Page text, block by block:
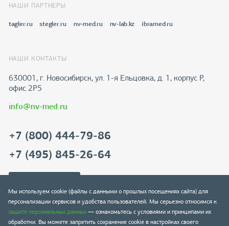
НАШИ ПАРТНЕРЫ
tagler.ru stegler.ru nv-med.ru nv-lab.kz ibramed.ru
НАШИ КОНТАКТЫ
630001, г. Новосибирск, ул. 1-я Ельцовка, д. 1, корпус Р,
офис 2Р5
info@nv-med.ru
+7 (800) 444-79-86
+7 (495) 845-26-64
Мы используем cookie (файлы с данными о прошлых посещениях сайта) для
персонализации сервисов и удобства пользователей. Мы серьезно относимся к
защите персональных данных— ознакомьтесь с условиями и принципами их
обработки. Вы можете запретить сохранение cookie в настройках своего